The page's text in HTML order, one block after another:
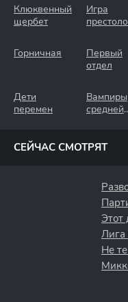
Клюквенный
щербет
Игра
Горничная
Первый
отдел
Дети
перемен
Вампиры
средней
СЕЙЧАС СМОТРЯТ
Этот
Лига
Не